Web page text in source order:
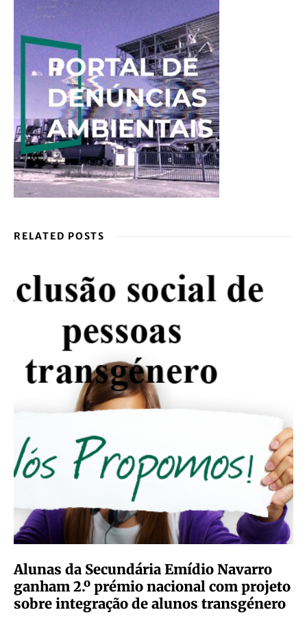
RELATED POSTS
Alunas da Secundária Emídio Navarro
ganham 2.º prémio nacional com projeto
sobre integração de alunos transgénero